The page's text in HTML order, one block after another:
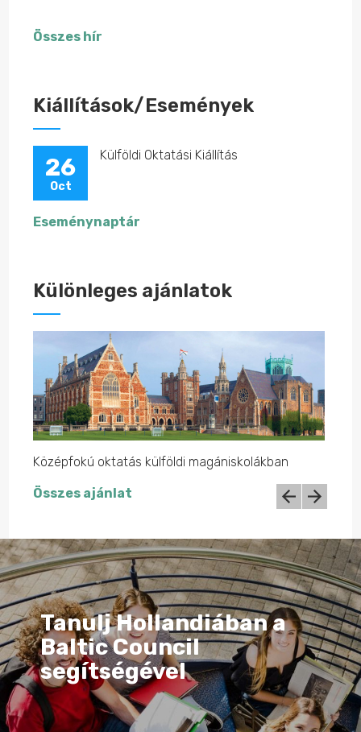
Összes hír
Kiállítások/Események
26
Oct
Külföldi Oktatási Kiállítás
Eseménynaptár
Különleges ajánlatok
Középfokú oktatás külföldi magániskolákban
Összes ajánlat
Tanulj Hollandiában a
Baltic Council
segítségével